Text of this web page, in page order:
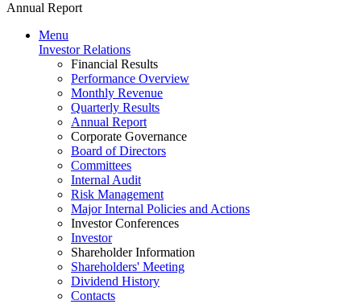
Annual Report
Menu
Investor Relations
Financial Results
Performance Overview
Monthly Revenue
Quarterly Results
Annual Report
Corporate Governance
Board of Directors
Committees
Internal Audit
Risk Management
Major Internal Policies and Actions
Investor Conferences
Investor
Shareholder Information
Shareholders' Meeting
Dividend History
Contacts